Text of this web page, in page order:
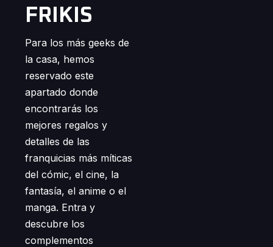
FRIKIS
Para los más geeks de
la casa, hemos
reservado este
apartado donde
encontrarás los
mejores regalos y
detalles de las
franquicias más míticas
del cómic, el cine, la
fantasía, el anime o el
manga. Entra y
descubre los
complementos